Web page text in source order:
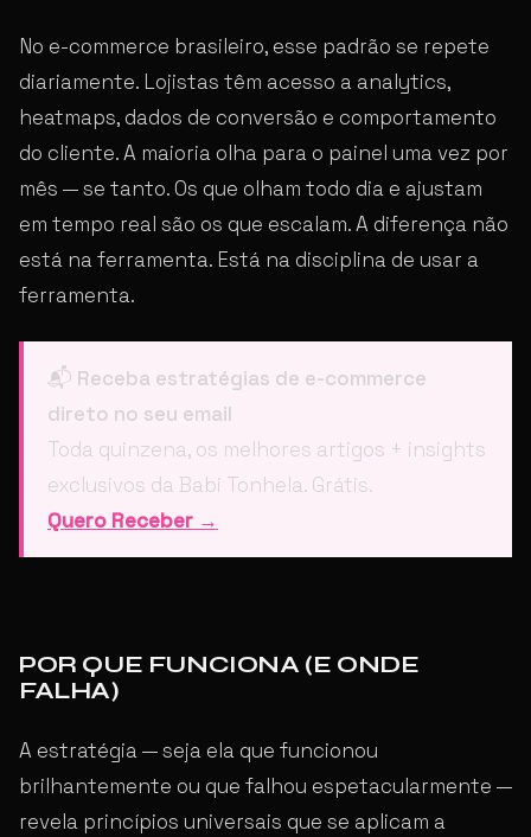
No e-commerce brasileiro, esse padrão se repete
diariamente. Lojistas têm acesso a analytics,
heatmaps, dados de conversão e comportamento
do cliente. A maioria olha para o painel uma vez por
mês — se tanto. Os que olham todo dia e ajustam
em tempo real são os que escalam. A diferença não
está na ferramenta. Está na disciplina de usar a
ferramenta.
📬 Receba estratégias de e-commerce
direto no seu email
Toda quinzena, os melhores artigos + insights
exclusivos da Babi Tonhela. Grátis.
Quero Receber →
POR QUE FUNCIONA (E ONDE
FALHA)
A estratégia — seja ela que funcionou
brilhantemente ou que falhou espetacularmente —
revela princípios universais que se aplicam a